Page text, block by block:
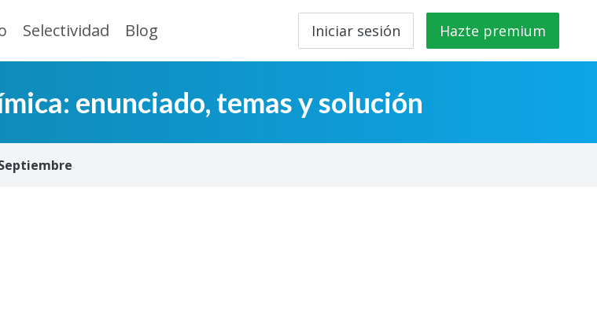
Selectividad Blog Iniciar sesión Hazte premium
enunciado, temas y solución